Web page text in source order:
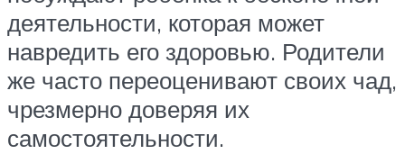
деятельности, которая может
навредить его здоровью. Родители
же часто переоценивают своих чад,
чрезмерно доверяя их
самостоятельности.